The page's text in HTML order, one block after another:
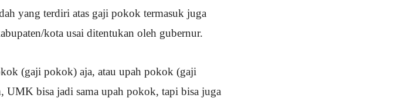
yang terdiri atas gaji pokok termasuk juga
kota usai ditentukan oleh gubernur.
(gaji pokok) aja, atau upah pokok (gaji
bisa jadi sama upah pokok, tapi bisa juga